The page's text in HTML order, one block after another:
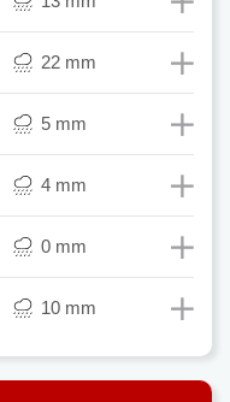
22 mm
5 mm
4 mm
0 mm
10 mm